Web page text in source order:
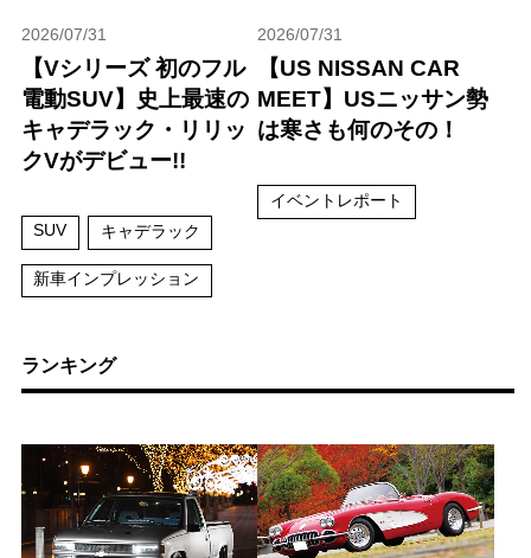
2026/07/31
【Vシリーズ 初のフル
電動SUV】史上最速の
キャデラック・リリッ
クVがデビュー!!
SUV キャデラック
新車インプレッション
2026/07/31
【US NISSAN CAR
MEET】USニッサン勢
は寒さも何のその！
イベントレポート
ランキング